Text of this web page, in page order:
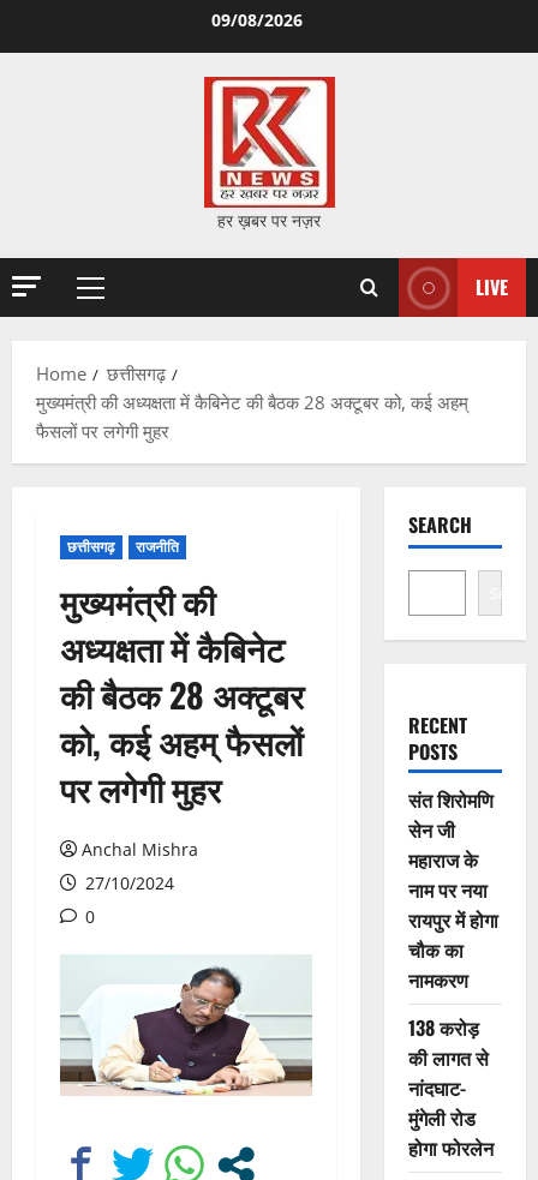
09/08/2026
हर ख़बर पर नज़र
Primary
LIVE
Home
छत्तीसगढ़
मुख्यमंत्री की अध्यक्षता में कैबिनेट की बैठक 28 अक्टूबर को, कई अहम्
फैसलों पर लगेगी मुहर
छत्तीसगढ़ राजनीति
मुख्यमंत्री की
अध्यक्षता में कैबिनेट
की बैठक 28 अक्टूबर
को, कई अहम् फैसलों
पर लगेगी मुहर
Anchal Mishra
27/10/2024
0
SEARCH
Search
RECENT
POSTS
संत शिरोमणि
सेन जी
महाराज के
नाम पर नया
रायपुर में होगा
चौक का
नामकरण
138 करोड़
की लागत से
नांदघाट-
मुंगेली रोड
होगा फोरलेन